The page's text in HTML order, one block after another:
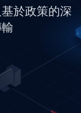
於政策的深